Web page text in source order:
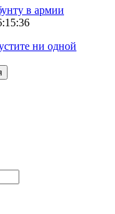
в армии
ни одной